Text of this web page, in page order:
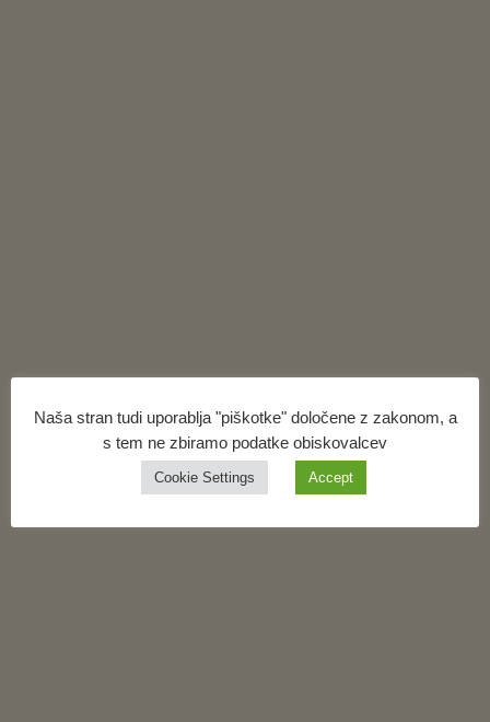
Naša stran tudi uporablja "piškotke" določene z zakonom, a
s tem ne zbiramo podatke obiskovalcev
Cookie Settings Accept